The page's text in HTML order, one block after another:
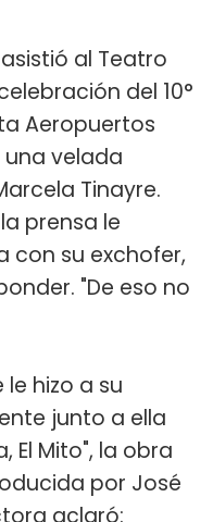
al Teatro
del 10°
Aeropuertos
velada
Tinayre.
prensa le
con su exchofer,
"De eso no
hizo a su
junto a ella
El Mito", la obra
por José
aclaró: